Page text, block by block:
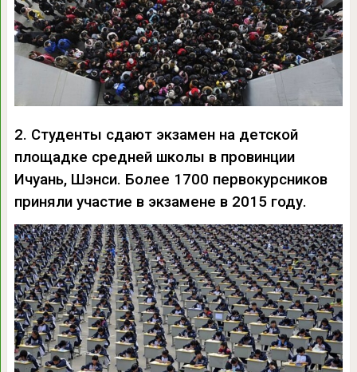
2. Студенты сдают экзамен на детской
площадке средней школы в провинции
Ичуань, Шэнси. Более 1700 первокурсников
приняли участие в экзамене в 2015 году.